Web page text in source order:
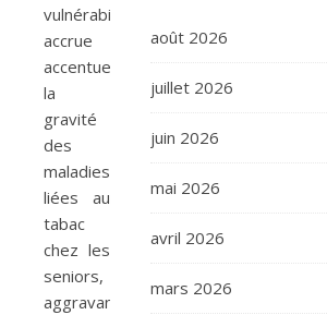
vulnérabilité
accrue
accentue
la
gravité
des
maladies
liées au
tabac
chez les
seniors,
aggravant
août 2026
juillet 2026
juin 2026
mai 2026
avril 2026
mars 2026